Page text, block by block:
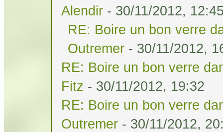
Alendir - 30/11/2012,
RE: Boire un bon verre
Outremer - 30/11/2012,
RE: Boire un bon verre
Fitz - 30/11/2012, 19:32
RE: Boire un bon verre
Outremer - 30/11/2012,